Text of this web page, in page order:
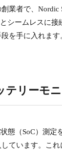
業者で、Nordic
シームレスに
を手に入れま
テリーモ
態（SoC）測
ています。こ